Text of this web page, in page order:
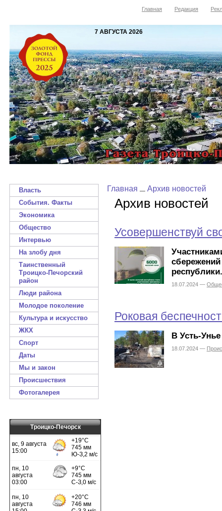
Главная Редакция
7 АВГУСТА 2026
Власть
События. Факты
Экономика
Общество
Интервью
На злобу дня
Таинственный
Троицко-Печорский
район
Люди района
Молодое поколение
Культура и искусство
ЖКХ
Спорт
Даты
Мы и закон
Происшествия
Фотогалерея
Троицко-Печорск
Главная Архив новостей
Архив новостей
Усовершенствуй
республики.
18.07.2024 —
Роковая
В Усть-
18.07.2024 —